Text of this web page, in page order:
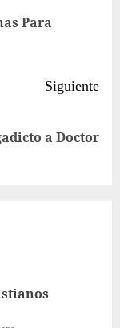
Para
Siguiente
a Doctor